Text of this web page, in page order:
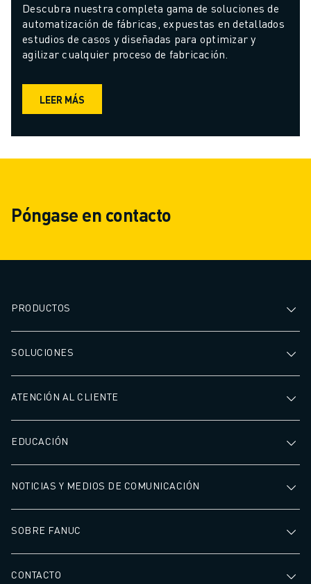
Descubra nuestra completa gama de soluciones de
automatización de fábricas, expuestas en detallados
estudios de casos y diseñadas para optimizar y
agilizar cualquier proceso de fabricación.
LEER MÁS
Póngase en contacto
PRODUCTOS
SOLUCIONES
ATENCIÓN AL CLIENTE
EDUCACIÓN
NOTICIAS Y MEDIOS DE COMUNICACIÓN
SOBRE FANUC
CONTACTO